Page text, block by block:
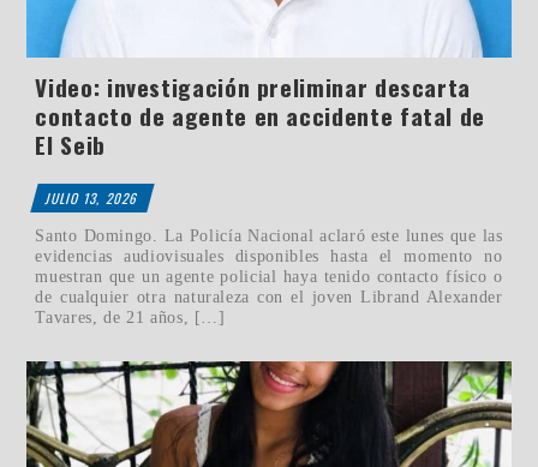
Video: investigación preliminar descarta
contacto de agente en accidente fatal de
El Seib
JULIO 13, 2026
Santo Domingo. La Policía Nacional aclaró este lunes que las
evidencias audiovisuales disponibles hasta el momento no
muestran que un agente policial haya tenido contacto físico o
de cualquier otra naturaleza con el joven Librand Alexander
Tavares, de 21 años, […]